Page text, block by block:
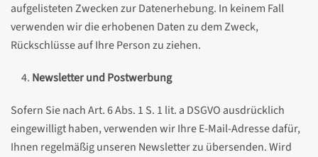
aufgelisteten Zwecken zur Datenerhebung. In keinem Fall
verwenden wir die erhobenen Daten zu dem Zweck,
Rückschlüsse auf Ihre Person zu ziehen.
Newsletter und Postwerbung
Sofern Sie nach Art. 6 Abs. 1 S. 1 lit. a DSGVO ausdrücklich
eingewilligt haben, verwenden wir Ihre E-Mail-Adresse dafür,
Ihnen regelmäßig unseren Newsletter zu übersenden. Wird